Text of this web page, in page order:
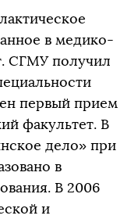
в медико-
СГМУ получил
первый прием
факультет. В
дело» при
в
В 2006
и